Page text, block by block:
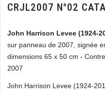
CRJL2007 N°02
John Harrison Levee (1924-
sur panneau de 2007, signée
dimensions 65 x 50 cm -
2007
John Harrison Levee (1924-